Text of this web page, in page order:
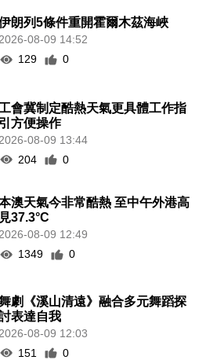
朗列5條件重開霍爾木茲海峽
2026-08-09 14:52
129
0
會冀制定酷熱天氣更具體工作指
引方便操作
2026-08-09 13:44
204
0
澳天氣今非常酷熱 至中午外港高
見37.3°C
08-09 12:49
1349
0
劇《溪山清遠》融合多元舞蹈探
表達自我
2026-08-09 12:03
151
0